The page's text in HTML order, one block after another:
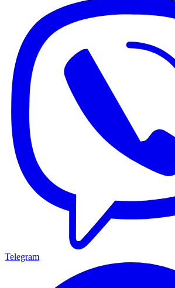
Telegram